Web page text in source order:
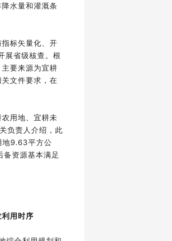
水量和灌溉条
标矢量化、开
展省级核查。根
要来源为宜耕
文件要求，在
用地、宜耕未
负责人介绍，此
地9.63平方公
资源基本满足
用时序